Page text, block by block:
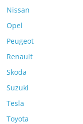
Nissan
Opel
Peugeot
Renault
Skoda
Suzuki
Tesla
Toyota